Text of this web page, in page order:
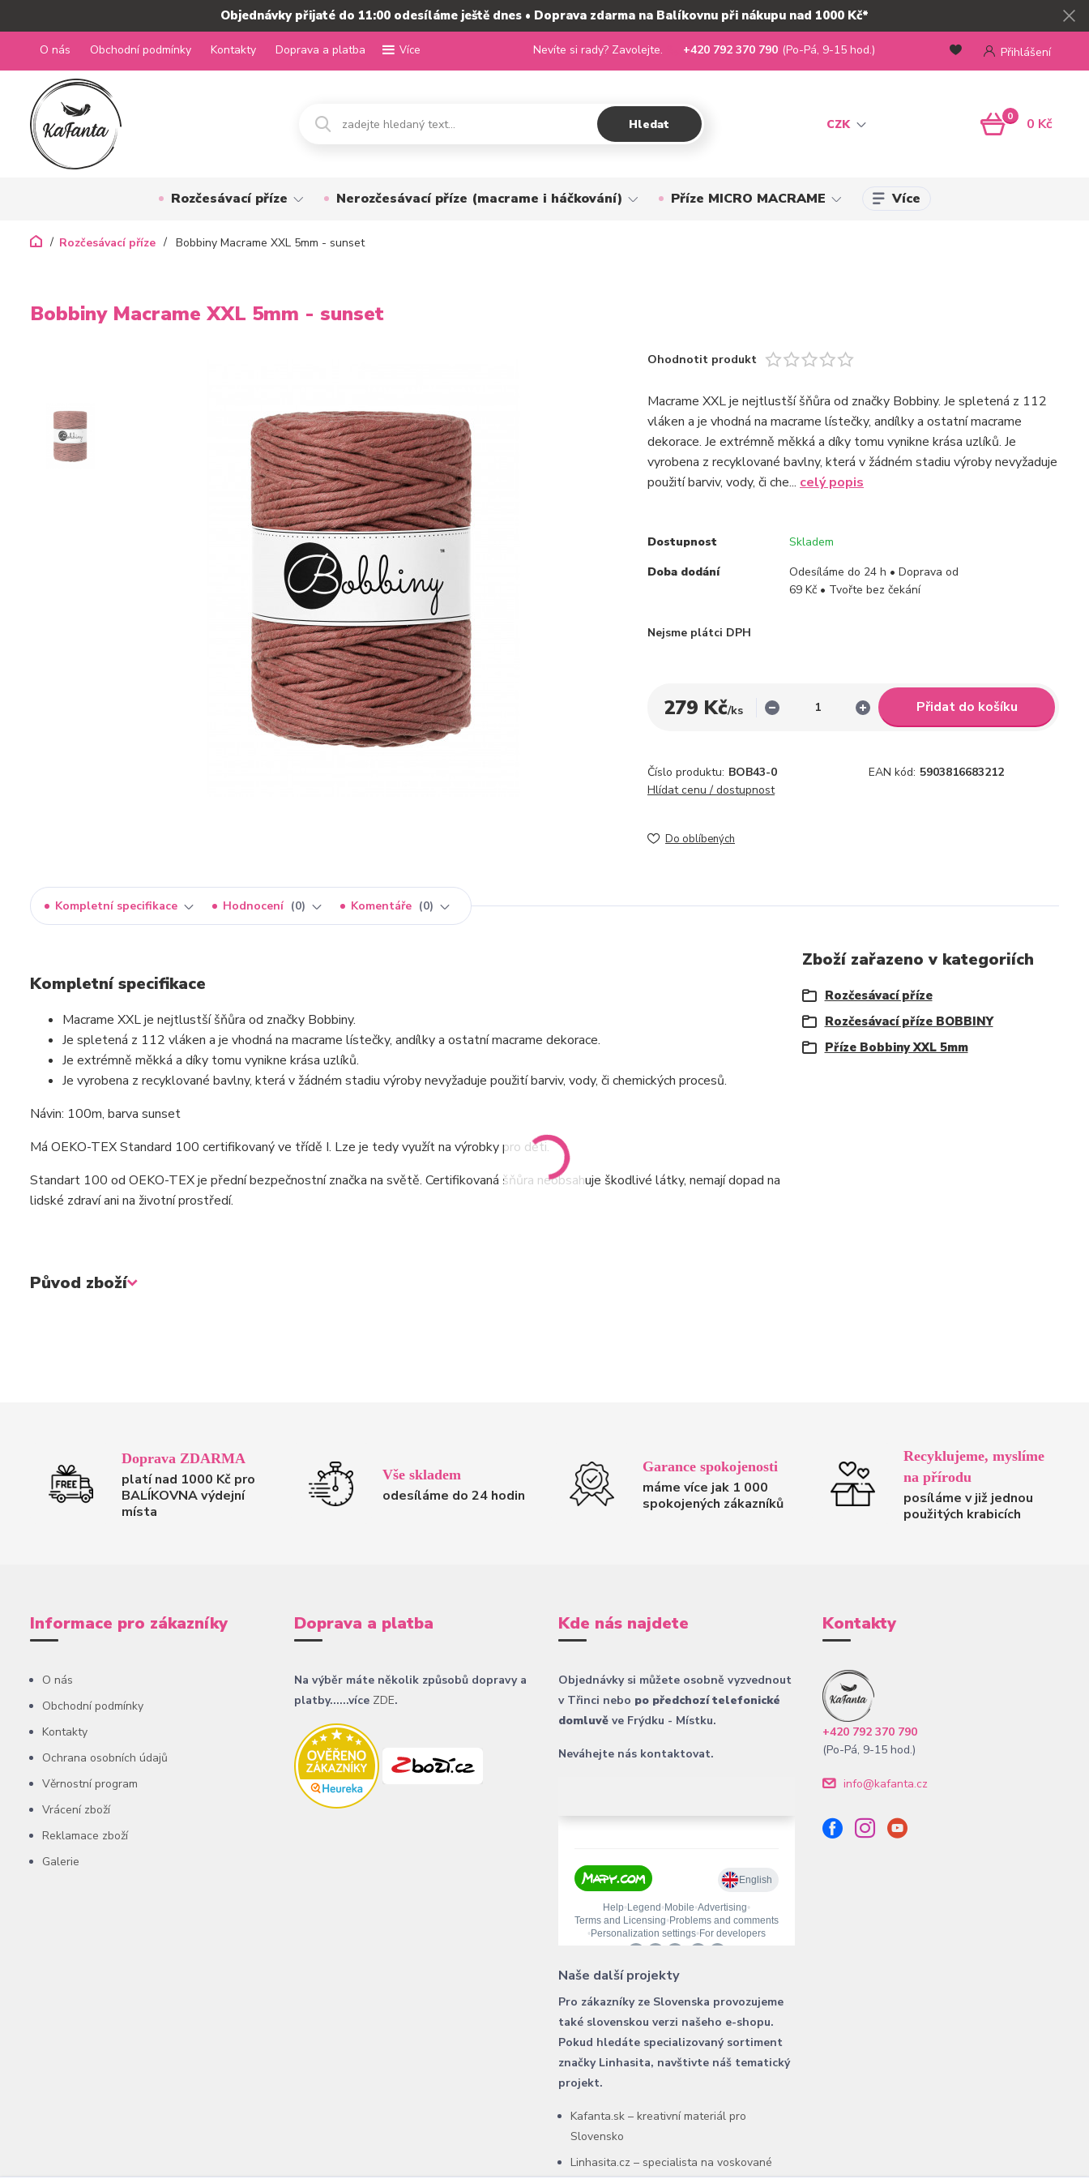
Objednávky přijaté do 11:00 odesíláme ještě dnes • Doprava zdarma na Balíkovnu při nákupu nad 1000 Kč*
O nás Obchodní podmínky Kontakty Doprava a platba Více
CZK
Přihlášení
Hledat
Nevíte si rady? Zavolejte. +420 792 370 790 (Po-Pá, 9-15 hod.)
0 0 Kč
Rozčesávací příze Nerozčesávací příze (macrame i háčkování) Příze MICRO MACRAME Více
Rozčesávací příze Bobbiny Macrame XXL 5mm - sunset
Bobbiny Macrame XXL 5mm - sunset
Ohodnotit produkt
Macrame XXL je nejtlustší šňůra od značky Bobbiny. Je spletená z 112
vláken a je vhodná na macrame lístečky, andílky a ostatní macrame
dekorace. Je extrémně měkká a díky tomu vynikne krása uzlíků. Je
vyrobena z recyklované bavlny, která v žádném stadiu výroby nevyžaduje
použití barviv, vody, či che... celý popis
Dostupnost
Skladem
Doba dodání
Odesíláme do 24 h • Doprava od
69 Kč • Tvořte bez čekání
Nejsme plátci DPH
279 Kč/ks Přidat do košíku
Číslo produktu: BOB43-0 EAN kód: 5903816683212
Hlídat cenu / dostupnost
Do oblíbených
Kompletní specifikace Hodnocení 0 Komentáře 0
Kompletní specifikace
Macrame XXL je nejtlustší šňůra od značky Bobbiny.
Je spletená z 112 vláken a je vhodná na macrame lístečky, andílky a ostatní macrame dekorace.
Je extrémně měkká a díky tomu vynikne krása uzlíků.
Je vyrobena z recyklované bavlny, která v žádném stadiu výroby nevyžaduje použití barviv, vody, či chemických procesů.
Návin: 100m, barva sunset
Má OEKO-TEX Standard 100 certifikovaný ve třídě I. Lze je tedy využít na výrobky pro děti.
Standart 100 od OEKO-TEX je přední bezpečnostní značka na světě. Certifikovaná šňůra neobsahuje škodlivé látky, nemají dopad na
lidské zdraví ani na životní prostředí.
Původ zboží
Zboží zařazeno v kategoriích
Rozčesávací příze
Rozčesávací příze BOBBINY
Příze Bobbiny XXL 5mm
Doprava ZDARMA
platí nad 1000 Kč pro
BALÍKOVNA výdejní
místa
Vše skladem
odesíláme do 24 hodin
Garance spokojenosti
máme více jak 1 000
spokojených zákazníků
Recyklujeme, myslíme
na přírodu
posíláme v již jednou
použitých krabicích
Informace pro zákazníky
O nás
Obchodní podmínky
Kontakty
Ochrana osobních údajů
Věrnostní program
Vrácení zboží
Reklamace zboží
Galerie
Doprava a platba
Na výběr máte několik způsobů dopravy a
platby......více ZDE.
Kde nás najdete
Objednávky si můžete osobně vyzvednout
v Třinci nebo po předchozí telefonické
domluvě ve Frýdku - Místku.
Neváhejte nás kontaktovat.
Naše další projekty
Pro zákazníky ze Slovenska provozujeme
také slovenskou verzi našeho e-shopu.
Pokud hledáte specializovaný sortiment
značky Linhasita, navštivte náš tematický
projekt.
Kafanta.sk – kreativní materiál pro
Slovensko
Linhasita.cz – specialista na voskované
Kontakty
+420 792 370 790
(Po-Pá, 9-15 hod.)
info@kafanta.cz